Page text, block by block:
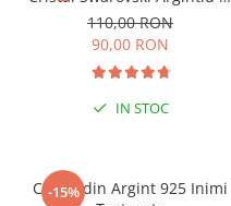
Caseta din Argint 925
110,00 RON
90,00 RON
IN STOC
-15%
Cercei din Argint 925 Inimi